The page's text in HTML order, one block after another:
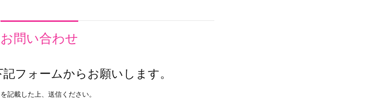
お問い合わせ
フォームからお願いします。
記載した上、送信ください。